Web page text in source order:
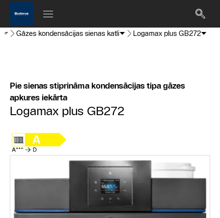
Gāzes kondensācijas sienas katli Logamax plus GB272
Pie sienas stiprināma kondensācijas tipa gāzes
apkures iekārta
Logamax plus GB272